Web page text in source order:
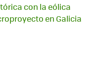
con la eólica
en Galicia